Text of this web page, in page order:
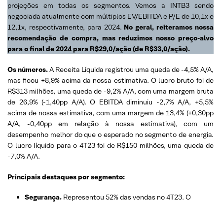
projeções em todas os segmentos. Vemos a INTB3 sendo
negociada atualmente com múltiplos EV/EBITDA e P/E de 10,1x e
12,1x, respectivamente, para 2024. No geral, reiteramos nossa
recomendação de compra, mas reduzimos nosso preço-alvo
para o final de 2024 para R$29,0/ação (de R$33,0/ação).
Os números.A Receita Líquida registrou uma queda de -4,5% A/A,
mas ficou +8,9% acima da nossa estimativa. O lucro bruto foi de
R$313 milhões, uma queda de -9,2% A/A, com uma margem bruta
de 26,9% (-1,40pp A/A). O EBITDA diminuiu -2,7% A/A, +5,5%
acima de nossa estimativa, com uma margem de 13,4% (+0,30pp
A/A, -0,40pp em relação à nossa estimativa), com um
desempenho melhor do que o esperado no segmento de energia.
O lucro líquido para o 4T23 foi de R$150 milhões, uma queda de
-7,0% A/A.
Principais destaques por segmento:
Segurança. Representou 52% das vendas no 4T23. O